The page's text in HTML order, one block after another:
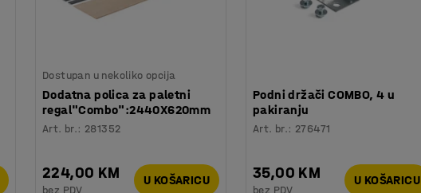
Dostupan u nekoliko opcija
Dodatna polica za paletni
regal"Combo":2440X620mm
Art. br.: 281352
224,00 KM
bez PDV
U KOŠARICU
Podni držači COMBO, 4 u
pakiranju
Art. br.: 276471
35,00 KM
bez PDV
U KOŠARICU